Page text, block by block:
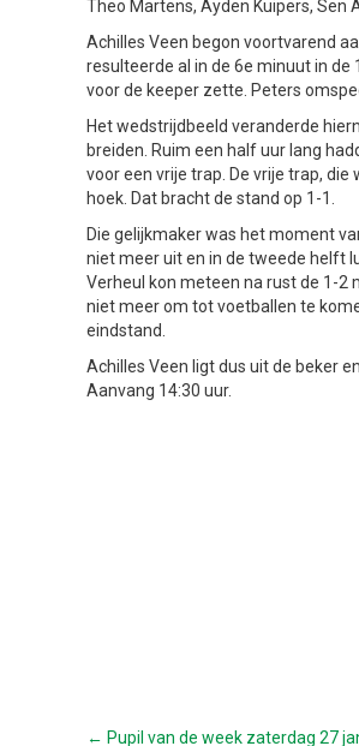
Theo Martens, Ayden Kuipers, Sen
Achilles Veen begon voortvarend
resulteerde al in de 6e minuut in de
voor de keeper zette. Peters
Het wedstrijdbeeld veranderde
breiden. Ruim een half uur lang
voor een vrije trap. De vrije trap,
hoek. Dat bracht de stand op 1-1.
Die gelijkmaker was het moment
niet meer uit en in de tweede helft
Verheul kon meteen na rust de 1-2
niet meer om tot voetballen te
eindstand.
Achilles Veen ligt dus uit de beker
Aanvang 14:30 uur.
← Pupil van de week zaterdag 27